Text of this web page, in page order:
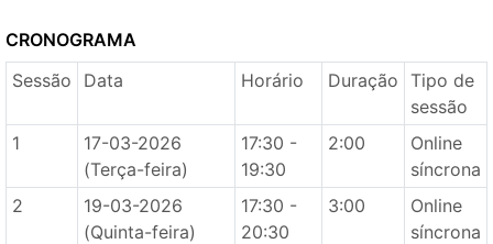
CRONOGRAMA
Sessão
Data Horário Duração Tipo de
sessão
1
17-03-2026
(Terça-feira)
17:30 -
19:30
2:00
Online
síncrona
2
19-03-2026
(Quinta-feira)
17:30 -
20:30
3:00
Online
síncrona